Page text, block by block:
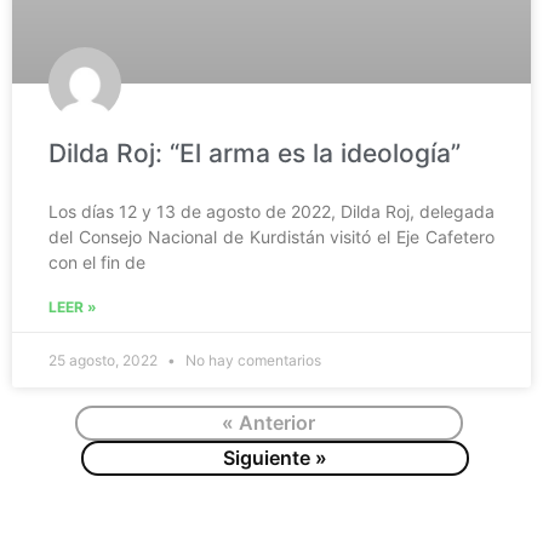
Dilda Roj: “El arma es la ideología”
Los días 12 y 13 de agosto de 2022, Dilda Roj, delegada
del Consejo Nacional de Kurdistán visitó el Eje Cafetero
con el fin de
LEER »
25 agosto, 2022 No hay comentarios
« Anterior
Siguiente »